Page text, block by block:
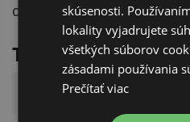
dlho a bez starostí.
Technické
Parameter
skúsenosti.
lokality vyjadrujete
všetkých súborov
zásadami používania
Prečítať viac